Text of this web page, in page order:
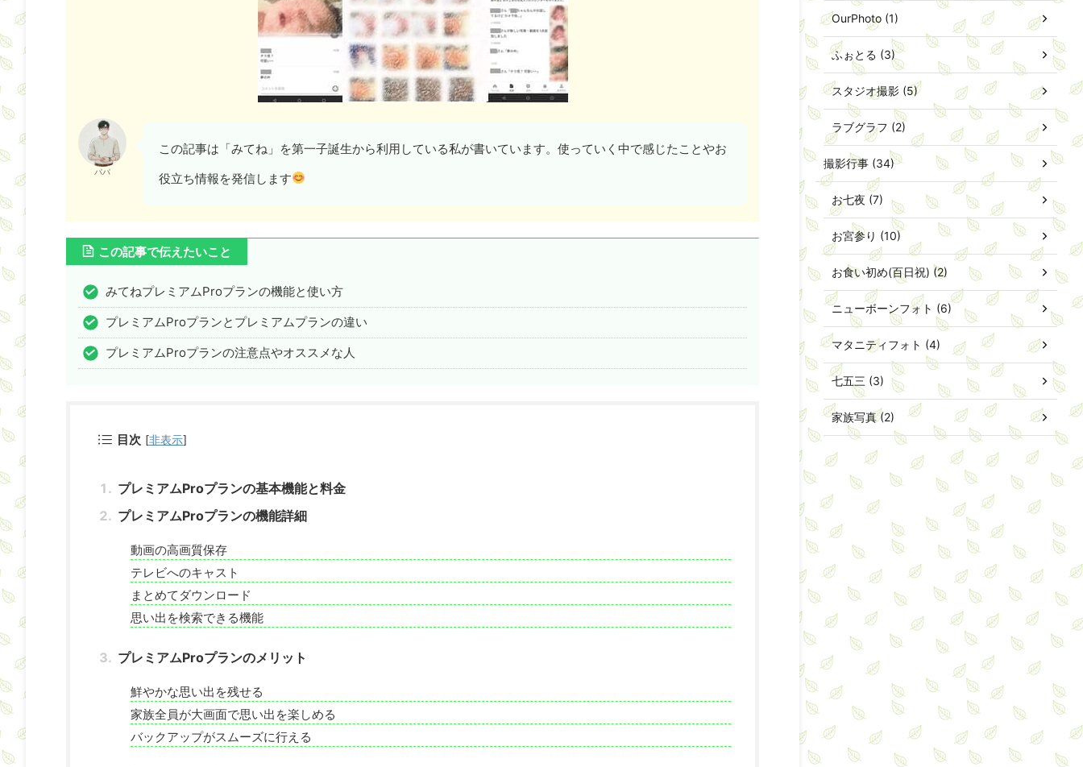
パパ
この記事は「みてね」を第一子誕生から利用している私が書いています。使っていく中で感じたことやお
役立ち情報を発信します
この記事で伝えたいこと
みてねプレミアムProプランの機能と使い方
プレミアムProプランとプレミアムプランの違い
プレミアムProプランの注意点やオススメな人
目次 [非表示]
プレミアムProプランの基本機能と料金
プレミアムProプランの機能詳細
動画の高画質保存
テレビへのキャスト
まとめてダウンロード
思い出を検索できる機能
プレミアムProプランのメリット
鮮やかな思い出を残せる
家族全員が大画面で思い出を楽しめる
バックアップがスムーズに行える
OurPhoto (1)
ふぉとる (3)
スタジオ撮影 (5)
ラブグラフ (2)
撮影行事 (34)
お七夜 (7)
お宮参り (10)
お食い初め(百日祝) (2)
ニューボーンフォト (6)
マタニティフォト (4)
七五三 (3)
家族写真 (2)